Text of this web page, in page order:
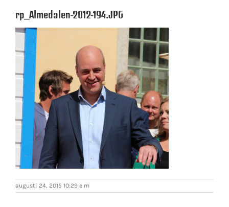
rp_Almedalen-2012-194.JPG
augusti 24, 2015 10:29 e m